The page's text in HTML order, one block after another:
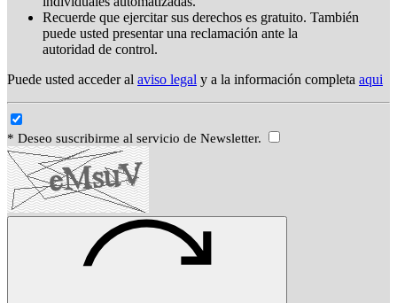
Recuerde que ejercitar sus derechos es gratuito. También
puede usted presentar una reclamación ante la
autoridad de control.
Puede usted acceder al aviso legal y a la información completa aqui
* Deseo suscribirme al servicio de Newsletter.